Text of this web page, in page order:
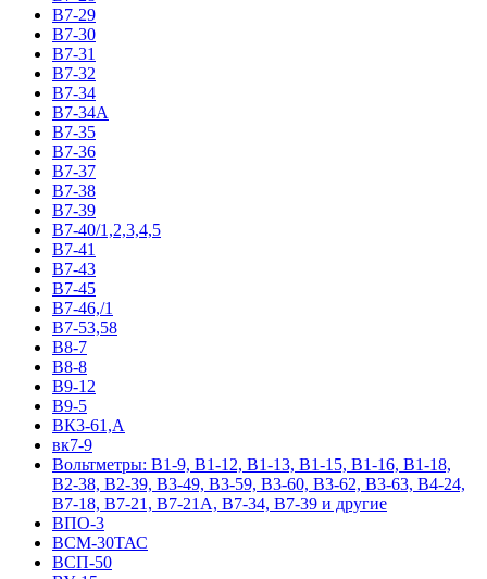
В7-29
В7-30
В7-31
В7-32
В7-34
В7-34А
В7-35
В7-36
В7-37
В7-38
В7-39
В7-40/1,2,3,4,5
В7-41
В7-43
В7-45
В7-46,/1
В7-53,58
В8-7
В8-8
В9-12
В9-5
ВК3-61,А
вк7-9
Вольтметры: В1-9, В1-12, В1-13, В1-15, В1-16, В1-18,
В2-38, В2-39, В3-49, В3-59, В3-60, В3-62, В3-63, В4-24,
В7-18, В7-21, В7-21А, В7-34, В7-39 и другие
ВПО-3
ВСМ-30ТАС
ВСП-50